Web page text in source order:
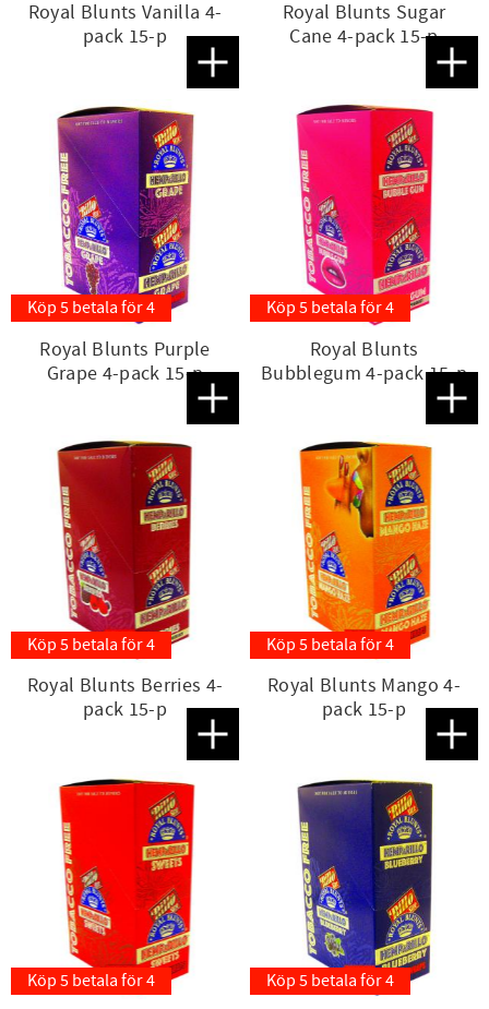
Royal Blunts Vanilla 4-
pack 15-p
Lägg till i favoriter
Royal Blunts Sugar
Cane 4-pack 15-p
Köp 5 betala för 4
Royal Blunts Purple
Grape 4-pack 15-p
Lägg till i favoriter
Köp 5 betala för 4
Royal Blunts
Bubblegum 4-pack 15-p
Köp 5 betala för 4
Royal Blunts Berries 4-
pack 15-p
Lägg till i favoriter
Köp 5 betala för 4
Royal Blunts Mango 4-
pack 15-p
Köp 5 betala för 4 Köp 5 betala för 4